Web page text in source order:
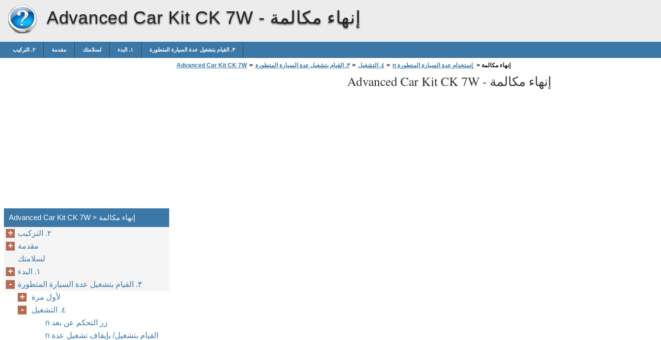
Advanced Car Kit CK 7W - إنهاء مكالمة
٢. التركيب مقدمة لسلامتك ١. البدء ٣. القيام بتشغيل عدة السيارة المتطورة
Advanced Car Kit CK 7W > ٣. القيام بتشغيل عدة السيارة المتطورة > ٤. التشغيل > > إنهاء مكالمة
Advanced Car Kit CK 7W - إنهاء مكالمة
Advanced Car Kit CK 7W > إنهاء مكالمة
٢. التركيب
مقدمة
لسلامتك
١. البدء
٣. القيام بتشغيل عدة السيارة المتطورة
لأول مرة
٤. التشغيل
n زر التحكم عن بعد
n القيام بتشغيل/ بإيقاف تشغيل عدة